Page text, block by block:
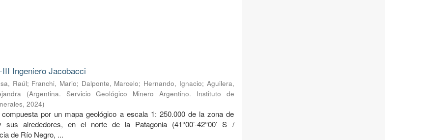
Ingeniero Jacobacci
Raúl; Franchi, Mario; Dalponte, Marcelo; Hernando, Ignacio; Aguilera,
(Argentina. Servicio Geológico Minero Argentino. Instituto de
,2024)
por un mapa geológico a escala 1: 250.000 de la zona de
sus alrededores, en el norte de la Patagonia (41°00’-42°00’ S /
de Río Negro, ...